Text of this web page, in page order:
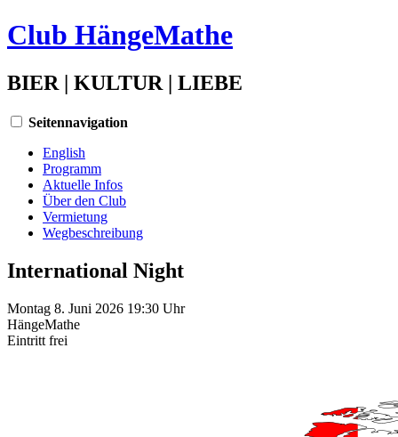
Club HängeMathe
BIER | KULTUR | LIEBE
Seitennavigation
English
Programm
Aktuelle Infos
Über den Club
Vermietung
Wegbeschreibung
International Night
Montag 8. Juni 2026 19:30 Uhr
HängeMathe
Eintritt frei